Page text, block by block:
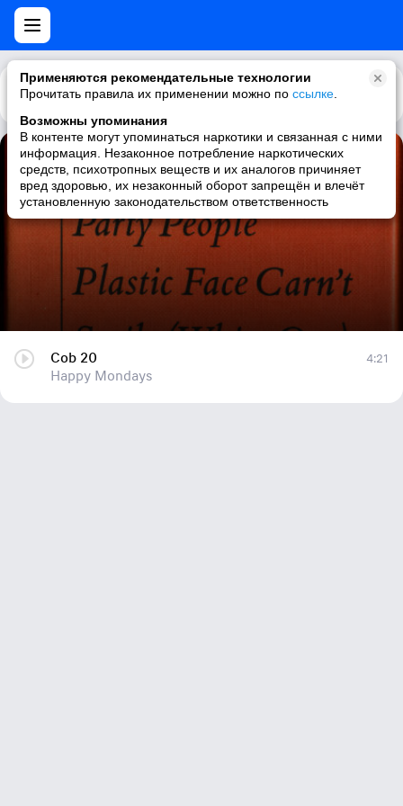
Применяются рекомендательные технологии
Прочитать правила их применении можно по ссылке
Возможны упоминания
В контенте могут упоминаться наркотики и связанная с ними
информация. Незаконное потребление наркотических
средств, психотропных веществ и их аналогов причиняет
вред здоровью, их незаконный оборот запрещён и влечёт
установленную законодательством ответственность
Каталог Рекомендации
Cob 20
Happy Mondays
Cob 20
Happy Mondays
4:21